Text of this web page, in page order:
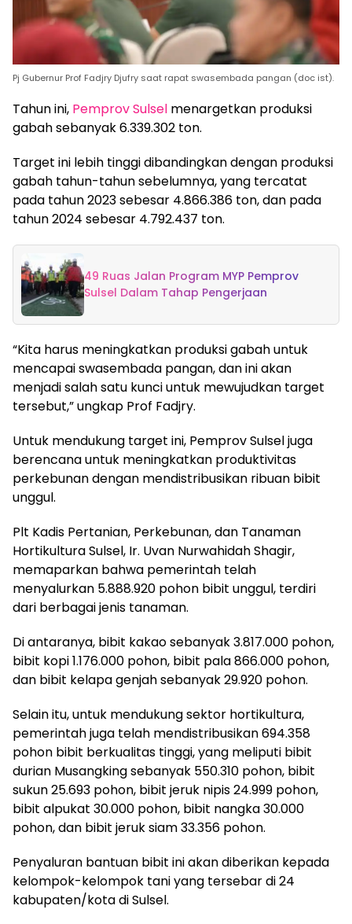
Pj Gubernur Prof Fadjry Djufry saat rapat swasembada pangan (doc ist).
Tahun ini, Pemprov Sulsel menargetkan produksi
gabah sebanyak 6.339.302 ton.
Target ini lebih tinggi dibandingkan dengan produksi
gabah tahun-tahun sebelumnya, yang tercatat
pada tahun 2023 sebesar 4.866.386 ton, dan pada
tahun 2024 sebesar 4.792.437 ton.
49 Ruas Jalan Program MYP Pemprov
Sulsel Dalam Tahap Pengerjaan
“Kita harus meningkatkan produksi gabah untuk
mencapai swasembada pangan, dan ini akan
menjadi salah satu kunci untuk mewujudkan target
tersebut,” ungkap Prof Fadjry.
Untuk mendukung target ini, Pemprov Sulsel juga
berencana untuk meningkatkan produktivitas
perkebunan dengan mendistribusikan ribuan bibit
unggul.
Plt Kadis Pertanian, Perkebunan, dan Tanaman
Hortikultura Sulsel, Ir. Uvan Nurwahidah Shagir,
memaparkan bahwa pemerintah telah
menyalurkan 5.888.920 pohon bibit unggul, terdiri
dari berbagai jenis tanaman.
Di antaranya, bibit kakao sebanyak 3.817.000 pohon,
bibit kopi 1.176.000 pohon, bibit pala 866.000 pohon,
dan bibit kelapa genjah sebanyak 29.920 pohon.
Selain itu, untuk mendukung sektor hortikultura,
pemerintah juga telah mendistribusikan 694.358
pohon bibit berkualitas tinggi, yang meliputi bibit
durian Musangking sebanyak 550.310 pohon, bibit
sukun 25.693 pohon, bibit jeruk nipis 24.999 pohon,
bibit alpukat 30.000 pohon, bibit nangka 30.000
pohon, dan bibit jeruk siam 33.356 pohon.
Penyaluran bantuan bibit ini akan diberikan kepada
kelompok-kelompok tani yang tersebar di 24
kabupaten/kota di Sulsel.